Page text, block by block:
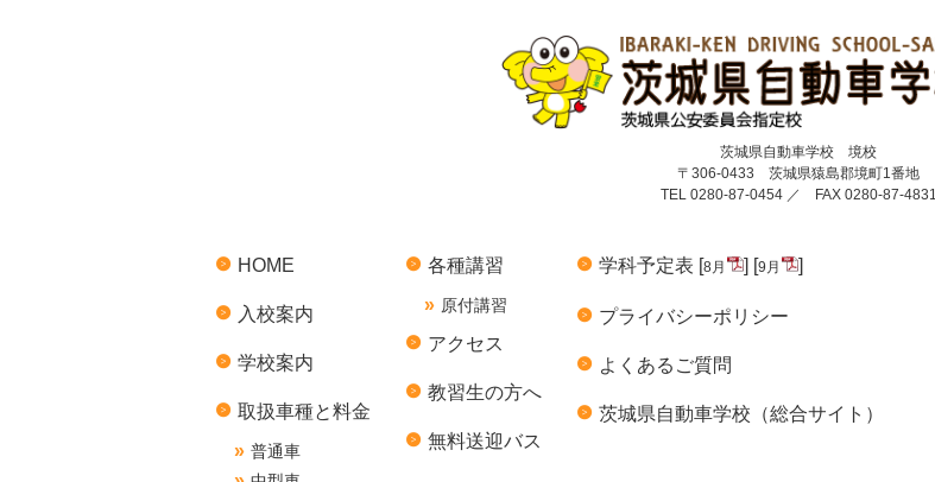
茨城県自動車学校 境校
〒306-0433 茨城県猿島郡境町1番地
TEL 0280-87-0454 ／ FAX 0280-87-4831
HOME
入校案内
学校案内
取扱車種と料金
普通車
各種講習
原付講習
アクセス
教習生の方へ
無料送迎バス
学科予定表 [8月 ] [9月 ]
プライバシーポリシー
よくあるご質問
茨城県自動車学校（総合サイト）